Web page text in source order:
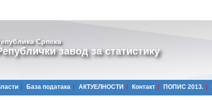
Српска
завод за статистику
Базa података АКТУЕЛНОСТИ Контакт ПОПИС 2013.